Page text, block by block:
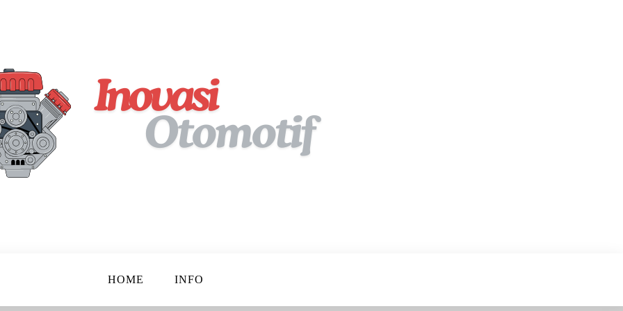
HOME INFO